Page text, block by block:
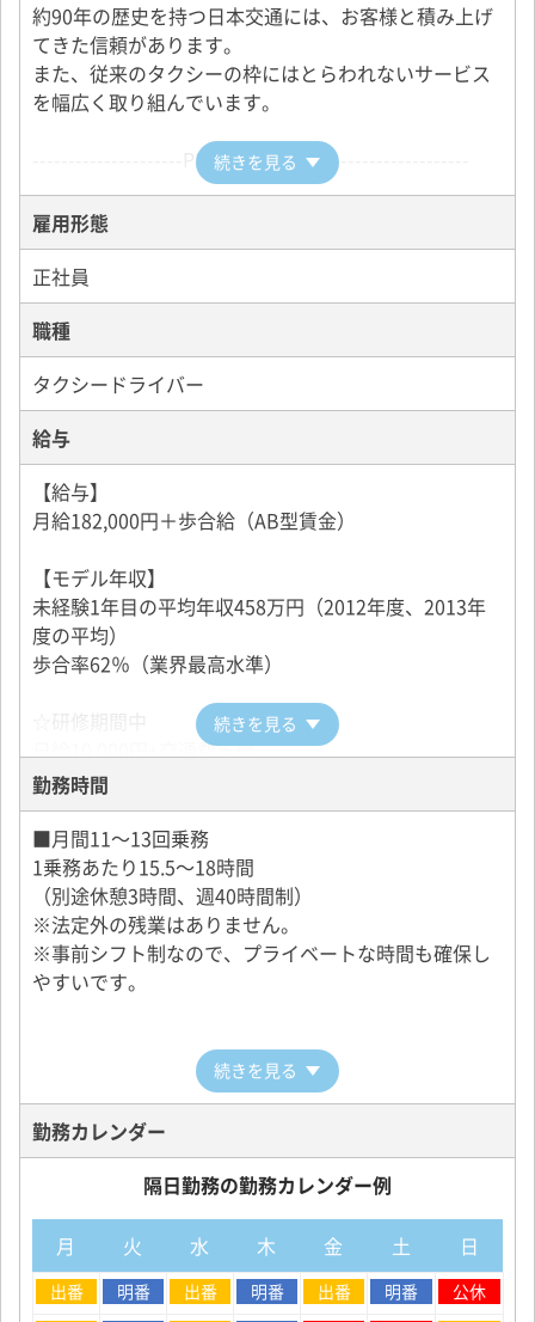
約90年の歴史を持つ日本交通には、お客様と積み上げ
てきた信頼があります。
また、従来のタクシーの枠にはとらわれないサービス
を幅広く取り組んでいます。
---------------------PRポイント--------------------------
☆未経験1年目の平均【年収が458万円】
☆入社1年間は【入社後3ヶ月40万円、その後9ヶ月35
万円 保障】
◇◆◇◆日本交通の幅広い取り組み◆◇◆◇
【観光タクシー】
観光タクシーは、東京に初めて来る外国人の方や地方
から来る高齢の方に専属で都内の観光名所を案内する
東京オリンピックに向けて、東京の観光ニーズは高ま
るので、ますます必要とされるサービスです。
【キッズタクシー】
キッズタクシーは、子どもの入退院に付き添ったり、
塾や習い事の送迎をしたりしています。
子育てのサポートをして、子どもの成長を実感した時
の喜びは格別です。
【ケアタクシー】
ケアタクシーは高齢の方や身体が不自由な方のお出か
けのサポートをします。
通院や買い物、お墓参りや冠婚葬祭など、様々なシー
ンで必要とされる仕事です。
【陣痛タクシー】
出産経験のない女性にとって陣痛は未知の体験。そん
な陣痛への不安を解消してくれるのが、陣痛タクシー
都内の妊婦の約5人に1人が登録するなど、多くの方に
利用されています。
□充実の教育・研修制度□
【未経験はじっくり1ヶ月研修】
・運転、接客などについて、未経験者向けに基礎から
丁寧に指導します。
・未経験者の研修期間は約1ヶ月。
・研修期間中も10,000円の日当と交通費が支給されま
続きを見る
雇用形態
正社員
職種
タクシードライバー
給与
【給与】
月給182,000円＋歩合給（AB型賃金）
【モデル年収】
未経験1年目の平均年収458万円（2012年度、2013年
度の平均）
歩合率62％（業界最高水準）
日給10,000円+交通費支給
☆給与保障【入社後3ヶ月40万円、その後9ヶ月35万
円】
業界No.1の日本交通だからできる、安心の保障制度で
す。
タクシードライバーの給与体系
続きを見る
勤務時間
■月間11～13回乗務
1乗務あたり15.5～18時間
（別途休憩3時間、週40時間制）
※法定外の残業はありません。
※事前シフト制なので、プライベートな時間も確保し
やすいです。
続きを見る
勤務カレンダー
隔日勤務の勤務カレンダー例
月 火 水 木 金 土 日
出番 明番 出番 明番 出番 明番
公休